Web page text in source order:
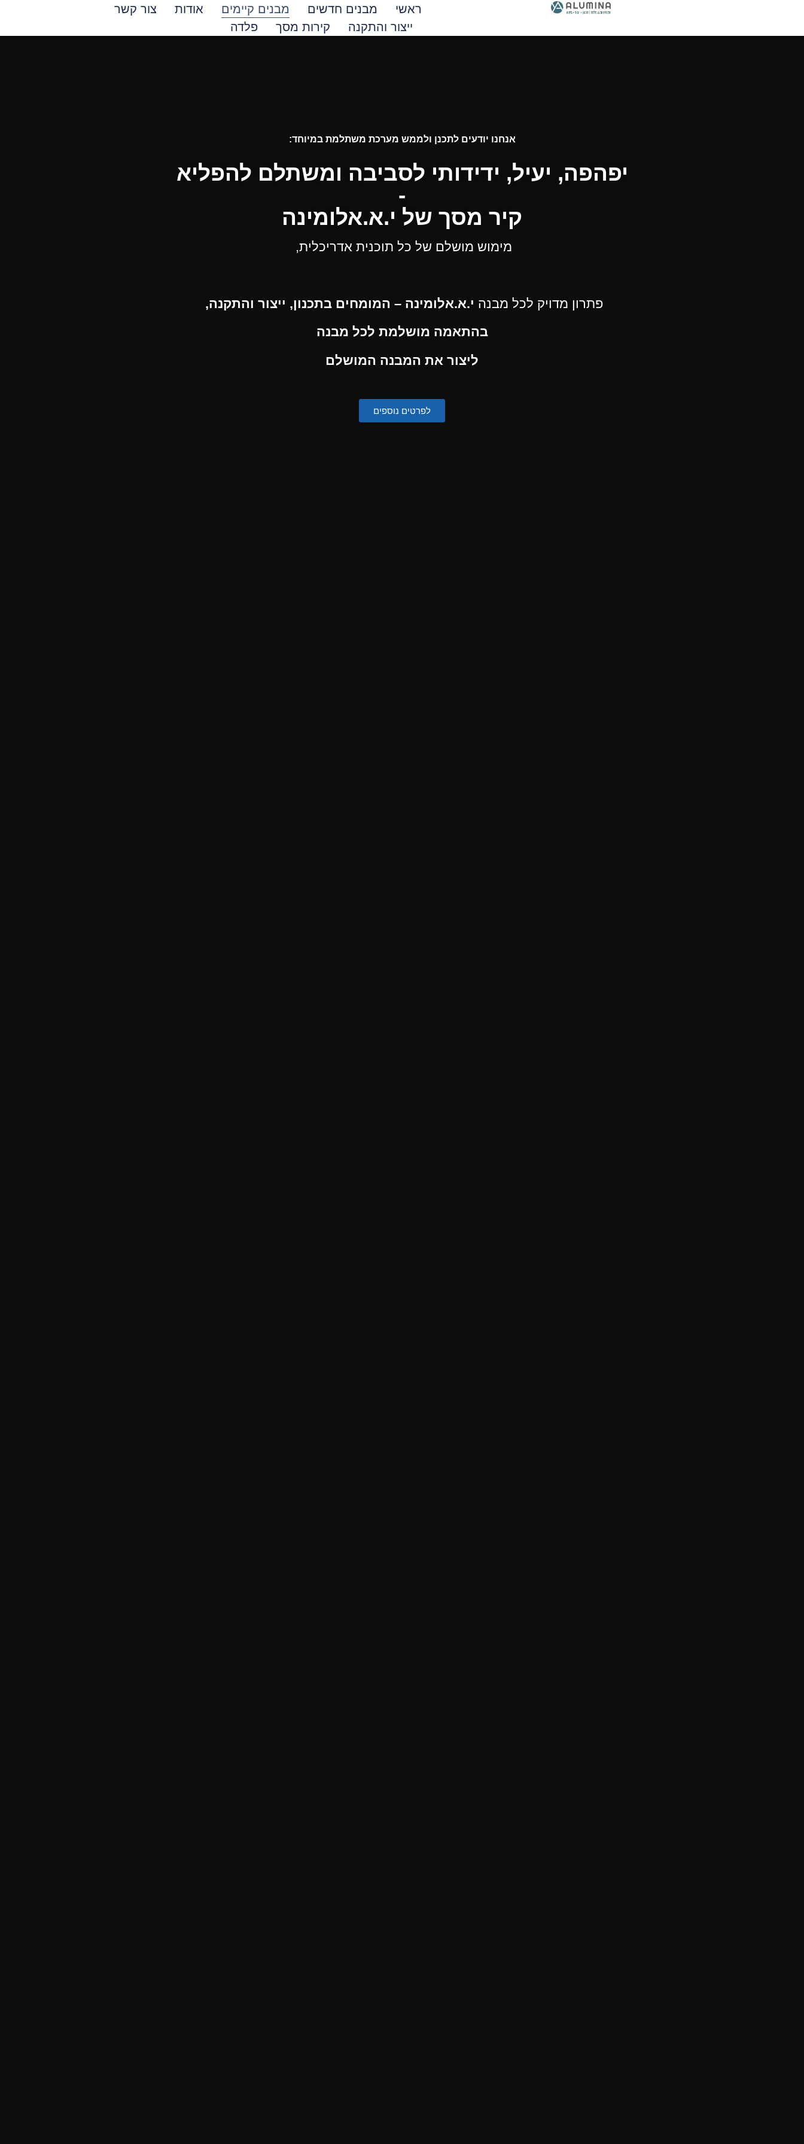
ראשי מבנים חדשים מבנים קיימים אודות
צור קשר
ייצור והתקנה
קירות מסך פלדה
אנחנו יודעים לתכנן ולממש מערכת משתלמת במיוחד:
יפהפה, יעיל, ידידותי לסביבה ומשתלם להפליא
-
קיר מסך של י.א.אלומינה
מימוש מושלם של כל תוכנית אדריכלית,
פתרון מדויק לכל מבנה י.א.אלומינה – המומחים בתכנון, ייצור והתקנה,
בהתאמה מושלמת לכל מבנה
ליצור את המבנה המושלם
לפרטים נוספים